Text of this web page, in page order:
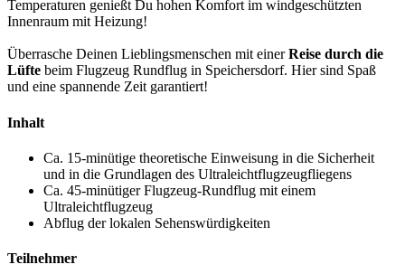
Temperaturen genießt Du hohen Komfort im windgeschützten
Innenraum mit Heizung!
Überrasche Deinen Lieblingsmenschen mit einerReise durch die
Lüfte beim Flugzeug Rundflug in Speichersdorf. Hier sind Spaß
und eine spannende Zeit garantiert!
Inhalt
Ca. 15-minütige theoretische Einweisung in die Sicherheit
und in die Grundlagen des Ultraleichtflugzeugfliegens
Ca. 45-minütiger Flugzeug-Rundflug mit einem
Ultraleichtflugzeug
Abflug der lokalen Sehenswürdigkeiten
Teilnehmer